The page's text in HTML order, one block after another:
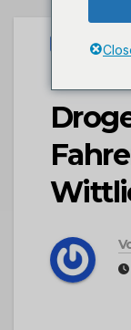
POL-